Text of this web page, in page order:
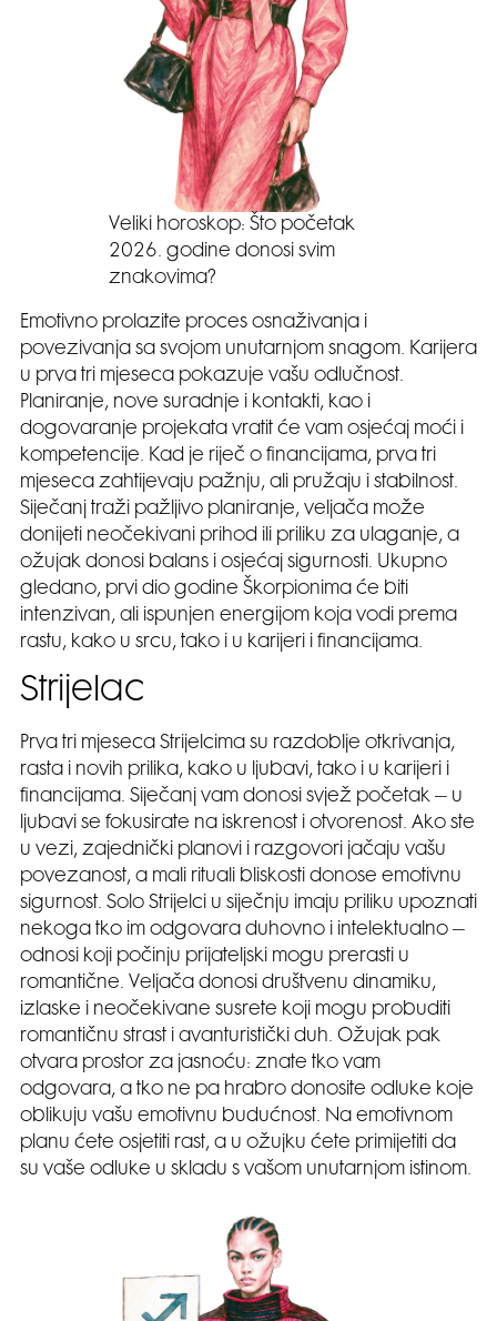
Veliki horoskop: Što početak
2026. godine donosi svim
znakovima?
Emotivno prolazite proces osnaživanja i
povezivanja sa svojom unutarnjom snagom. Karijera
u prva tri mjeseca pokazuje vašu odlučnost.
Planiranje, nove suradnje i kontakti, kao i
dogovaranje projekata vratit će vam osjećaj moći i
kompetencije. Kad je riječ o financijama, prva tri
mjeseca zahtijevaju pažnju, ali pružaju i stabilnost.
Siječanj traži pažljivo planiranje, veljača može
donijeti neočekivani prihod ili priliku za ulaganje, a
ožujak donosi balans i osjećaj sigurnosti. Ukupno
gledano, prvi dio godine Škorpionima će biti
intenzivan, ali ispunjen energijom koja vodi prema
rastu, kako u srcu, tako i u karijeri i financijama.
Strijelac
Prva tri mjeseca Strijelcima su razdoblje otkrivanja,
rasta i novih prilika, kako u ljubavi, tako i u karijeri i
financijama. Siječanj vam donosi svjež početak – u
ljubavi se fokusirate na iskrenost i otvorenost. Ako ste
u vezi, zajednički planovi i razgovori jačaju vašu
povezanost, a mali rituali bliskosti donose emotivnu
sigurnost. Solo Strijelci u siječnju imaju priliku upoznati
nekoga tko im odgovara duhovno i intelektualno –
odnosi koji počinju prijateljski mogu prerasti u
romantične. Veljača donosi društvenu dinamiku,
izlaske i neočekivane susrete koji mogu probuditi
romantičnu strast i avanturistički duh. Ožujak pak
otvara prostor za jasnoću: znate tko vam
odgovara, a tko ne pa hrabro donosite odluke koje
oblikuju vašu emotivnu budućnost. Na emotivnom
planu ćete osjetiti rast, a u ožujku ćete primijetiti da
su vaše odluke u skladu s vašom unutarnjom istinom.